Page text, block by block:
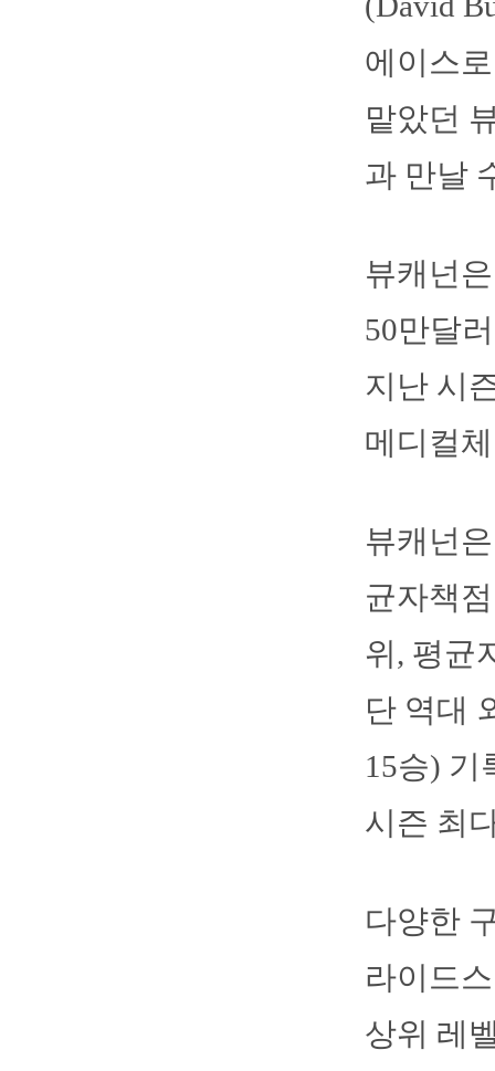
에이스
맡았던
과 만날
뷰캐넌
50만달
지난 시
메디컬
뷰캐넌
균자책
위, 평균
단 역대
15승) 기
시즌 최
다양한
라이드
상위 레